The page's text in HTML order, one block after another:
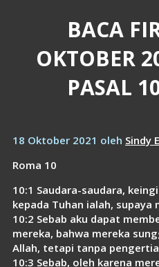
BACA
OKTOBER
PASAL
18 Oktober 2021 oleh Sindy
Roma 10
10:1 Saudara-saudara,
kepada Tuhan ialah, supaya
10:2 Sebab aku dapat
mereka, bahwa mereka
Allah, tetapi tanpa
10:3 Sebab, oleh karena